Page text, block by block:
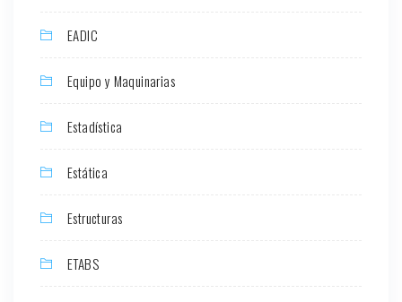
EADIC
Equipo y Maquinarias
Estadística
Estática
Estructuras
ETABS